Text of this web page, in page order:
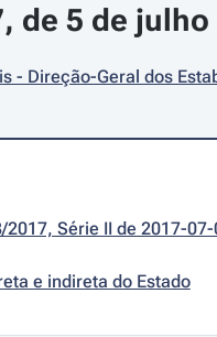
de 5 de julho
- Direção-Geral dos
2017, Série II de 2017-
e indireta do Estado